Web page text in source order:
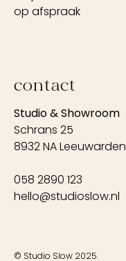
op afspraak
contact
Studio & Showroom
Schrans 25
8932 NA Leeuwarden
058 2890 123
hello@studioslow.nl
© Studio Slow 2025.